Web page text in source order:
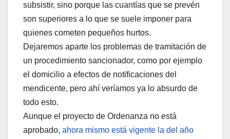
subsistir, sino porque las cuantías que se prevén
son superiores a lo que se suele imponer para
quienes cometen pequeños hurtos.
Dejaremos aparte los problemas de tramitación de
un procedimiento sancionador, como por ejemplo
el domicilio a efectos de notificaciones del
mendicente, pero ahí veríamos ya lo absurdo de
todo esto.
Aunque el proyecto de Ordenanza no está
aprobado, ahora mismo está vigente la del año